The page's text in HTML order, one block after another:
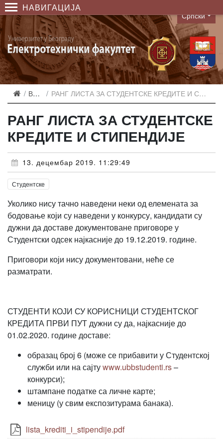
НАВИГАЦИЈА
Language
Српски
Вести РАНГ ЛИСТА ЗА СТУДЕНТСКЕ КРЕДИТЕ И СТИПЕНДИЈЕ
РАНГ ЛИСТА ЗА СТУДЕНТСКЕ
КРЕДИТЕ И СТИПЕНДИЈЕ
13. децембар 2019. 11:29:49
Студентске
Уколико нису тачно наведени неки од елемената за
бодовање који су наведени у конкурсу, кандидати су
дужни да доставе документоване приговоре у
Студентски одсек најкасније до 19.12.2019. године.
Приговори који нису документовани, неће се
разматрати.
СТУДЕНТИ КОЈИ СУ КОРИСНИЦИ СТУДЕНТСКОГ
КРЕДИТА ПРВИ ПУТ дужни су да, најкасније до
01.02.2020. године доставе:
образац број 6 (може се прибавити у Студентској
служби или на сајтуwww.ubbstudenti.rs–
конкурси);
штампане податке са личне карте;
меницу (у свим експозитурама банака).
lista_krediti_i_stipendije.pdf